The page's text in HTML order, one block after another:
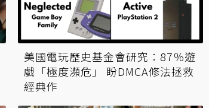
美國電玩歷史基金會研究：87％遊
戲「極度瀕危」 盼DMCA修法拯救
經典作